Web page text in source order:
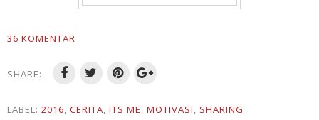
36 KOMENTAR
SHARE:
LABEL: 2016, CERITA, ITS ME, MOTIVASI, SHARING